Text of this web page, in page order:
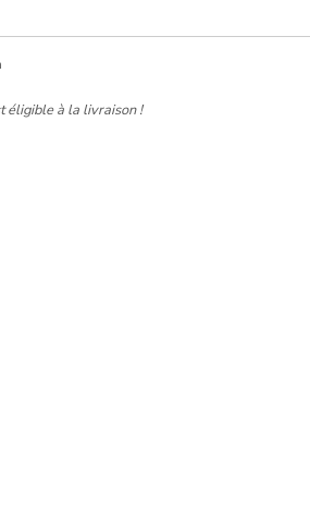
éligible à la livraison !